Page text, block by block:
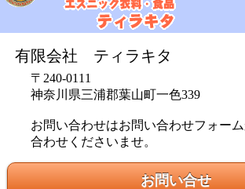
有限会社 ティラキタ
〒240-0111
神奈川県三浦郡葉山町一色339
お問い合わせはお問い合わせフォー
合わせくださいませ。
お問い合せ